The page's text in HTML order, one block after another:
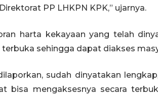
PP LHKPN KPK,” ujarnya.
harta kekayaan yang telah
sehingga dapat diakses
sudah dinyatakan
bisa mengaksesnya secara